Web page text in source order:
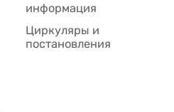
информация
Циркуляры и
постановления